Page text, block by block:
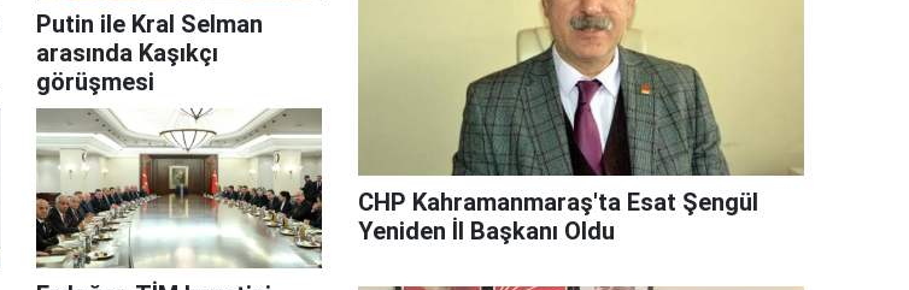
Putin ile Kral Selman
arasında Kaşıkçı
görüşmesi
CHP Kahramanmaraş'ta Esat Şengül
Yeniden İl Başkanı Oldu